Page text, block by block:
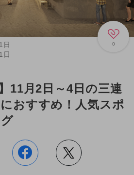
0
日
日
11月2日～4日の三連
おすすめ！人気スポ